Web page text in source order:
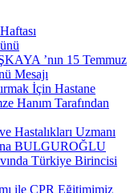
’nın 15 Temmuz
Mesajı
İçin Hastane
Hanım Tarafından
Hastalıkları Uzmanı
BULGUROĞLU
Türkiye Birincisi
ile CPR Eğitimimiz